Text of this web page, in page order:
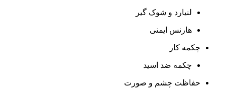
لنیارد و شوک گیر
هارنس ایمنی
چکمه کار
چکمه ضد اسید
حفاظت چشم و صورت